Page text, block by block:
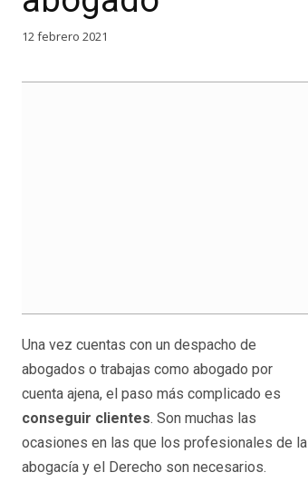
12 febrero 2021
Una vez cuentas con un despacho de
abogados o trabajas como abogado por
cuenta ajena, el paso más complicado es
conseguir clientes. Son muchas las
ocasiones en las que los profesionales de la
abogacía y el Derecho son necesarios.